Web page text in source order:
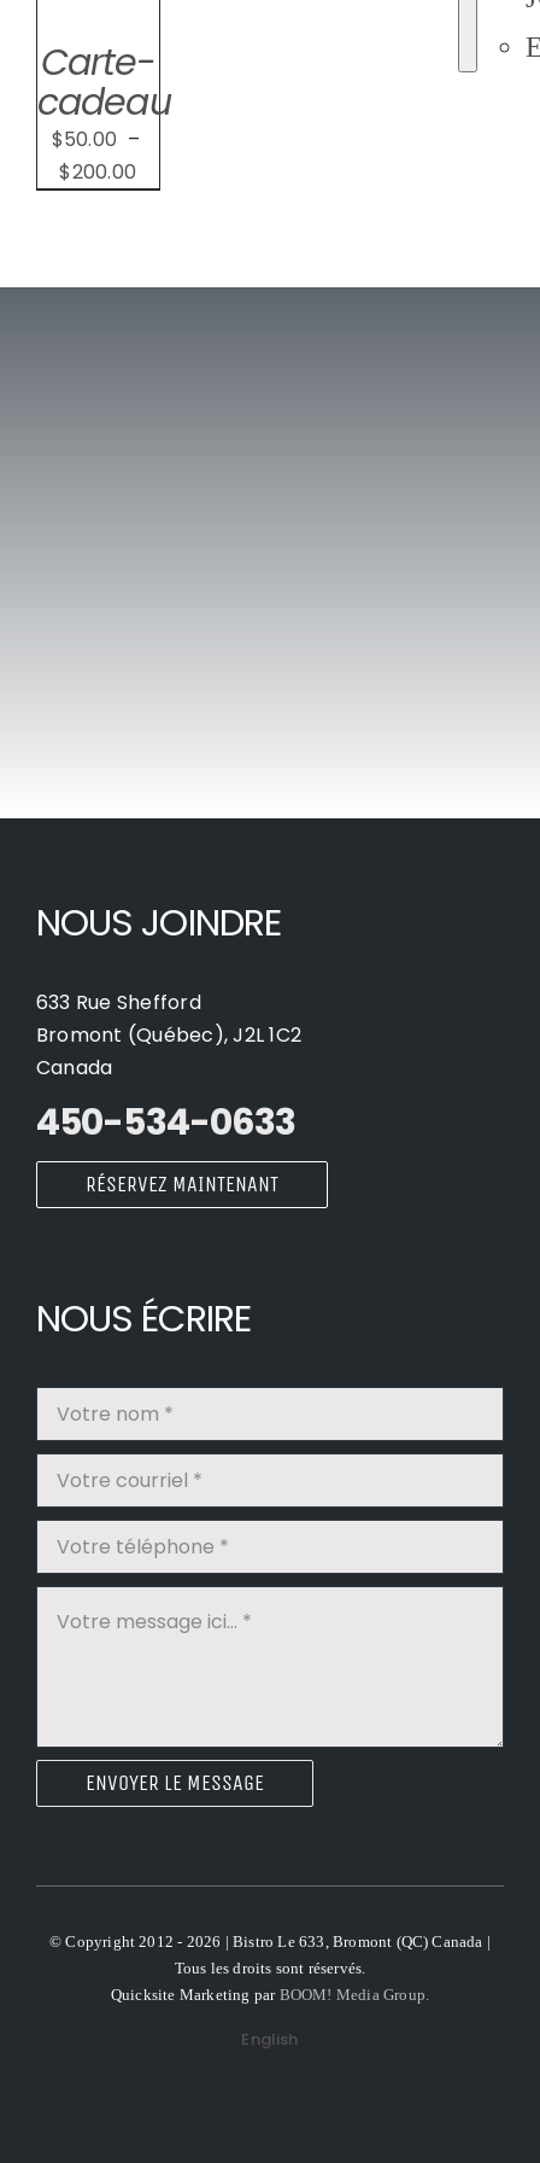
Carte-
cadeau
$50.00 –
$200.00
NOUS JOINDRE
633 Rue Shefford
Bromont (Québec), J2L 1C2
Canada
450-534-0633
RÉSERVEZ MAINTENANT
NOUS ÉCRIRE
ENVOYER LE MESSAGE
© Copyright 2012 - 2026 | Bistro Le 633, Bromont (QC) Canada |
Tous les droits sont réservés.
Quicksite Marketing par BOOM! Media Group.
English